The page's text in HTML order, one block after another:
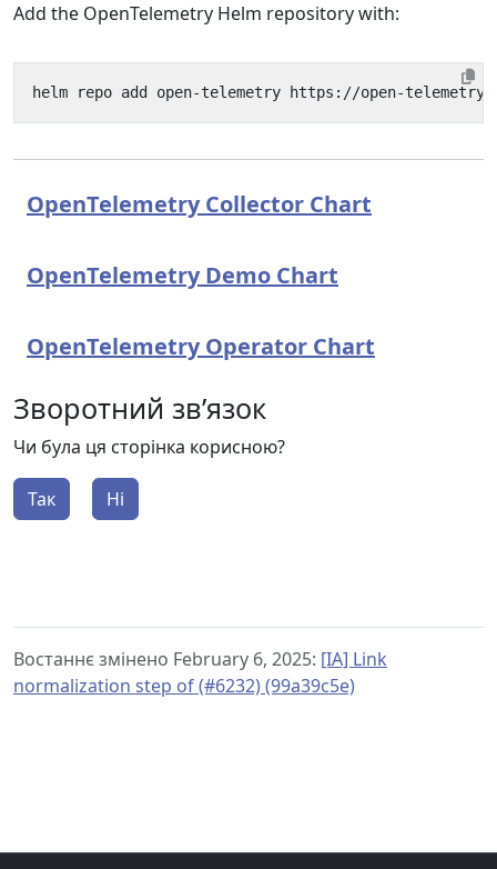
Add the OpenTelemetry Helm repository with:
OpenTelemetry Collector Chart
OpenTelemetry Demo Chart
OpenTelemetry Operator Chart
Зворотний зв’язок
Чи була ця сторінка корисною?
Так Ні
Востаннє змінено February 6, 2025: [IA] Link
normalization step of (#6232) (99a39c5e)